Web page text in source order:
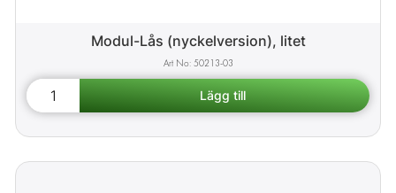
Modul-Lås (nyckelversion), litet
50213-03